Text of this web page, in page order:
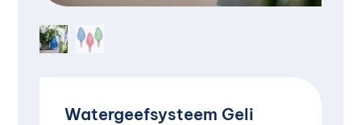
Watergeefsysteem Geli